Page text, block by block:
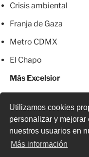
Utilizamos cookies
personalizar y
nuestros usuarios en
Más información
Crisis ambiental
Franja de Gaza
Metro CDMX
El Chapo
Más Excelsior
© 2026 Todos los derechos
o parcial,